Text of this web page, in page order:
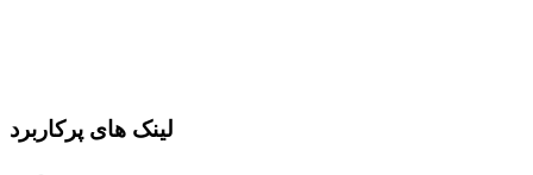
لینک های پرکاربرد